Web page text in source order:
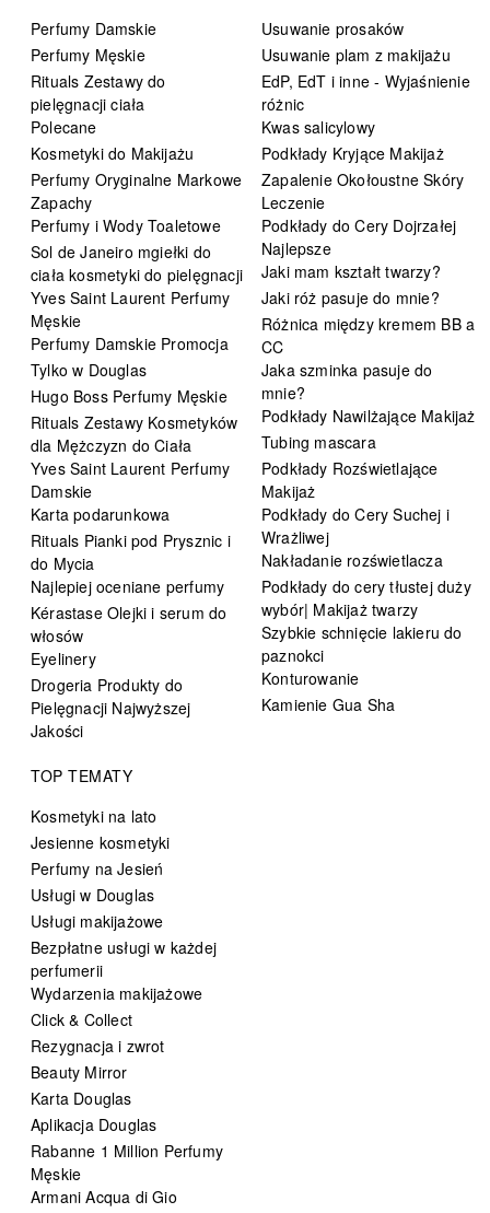
Perfumy Damskie
Perfumy Męskie
Rituals Zestawy do
pielęgnacji ciała
Polecane
Kosmetyki do Makijażu
Perfumy Oryginalne Markowe
Zapachy
Perfumy i Wody Toaletowe
Sol de Janeiro mgiełki do
ciała kosmetyki do pielęgnacji
Yves Saint Laurent Perfumy
Męskie
Perfumy Damskie Promocja
Tylko w Douglas
Hugo Boss Perfumy Męskie
Rituals Zestawy Kosmetyków
dla Mężczyzn do Ciała
Yves Saint Laurent Perfumy
Damskie
Karta podarunkowa
Rituals Pianki pod Prysznic i
do Mycia
Najlepiej oceniane perfumy
Kérastase Olejki i serum do
włosów
Eyelinery
Drogeria Produkty do
Pielęgnacji Najwyższej
Jakości
Usuwanie prosaków
Usuwanie plam z makijażu
EdP, EdT i inne - Wyjaśnienie
różnic
Kwas salicylowy
Podkłady Kryjące Makijaż
Zapalenie Okołoustne Skóry
Leczenie
Podkłady do Cery Dojrzałej
Najlepsze
Jaki mam kształt twarzy?
Jaki róż pasuje do mnie?
Różnica między kremem BB a
CC
Jaka szminka pasuje do
mnie?
Podkłady Nawilżające Makijaż
Tubing mascara
Podkłady Rozświetlające
Makijaż
Podkłady do Cery Suchej i
Wrażliwej
Nakładanie rozświetlacza
Podkłady do cery tłustej duży
wybór| Makijaż twarzy
Szybkie schnięcie lakieru do
paznokci
Konturowanie
Kamienie Gua Sha
TOP TEMATY
Kosmetyki na lato
Jesienne kosmetyki
Perfumy na Jesień
Usługi w Douglas
Usługi makijażowe
Bezpłatne usługi w każdej
perfumerii
Wydarzenia makijażowe
Click & Collect
Rezygnacja i zwrot
Beauty Mirror
Karta Douglas
Aplikacja Douglas
Rabanne 1 Million Perfumy
Męskie
Armani Acqua di Gio